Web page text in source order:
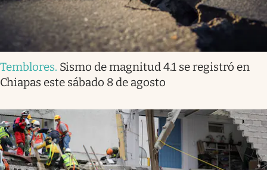
Temblores. Sismo de magnitud 4.1 se registró en
Chiapas este sábado 8 de agosto